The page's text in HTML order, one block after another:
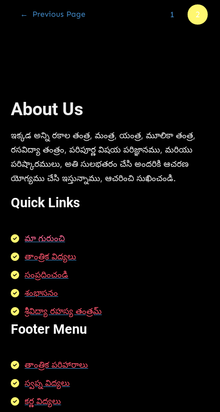
← Previous Page 1 2
About Us
ఇక్కడ అన్ని రకాల తంత్ర, మంత్ర, యంత్ర, మూలికా తంత్ర,
రసవిద్యా తంత్రం, పరిపూర్ణ విషయ పరిజ్ఞానము, మరియు
పరిష్కారములు, అతి సులభతరం చేసి అందరికి ఆచరణ
యోగ్యము చేసి ఇస్తున్నాము, ఆచరించి సుఖించండి.
Quick Links
మా గురుంచి
తాంత్రిక విద్యలు
సంప్రదించండి
శంభాసనం
శ్రీవిద్యా రహస్య తంత్రమ్
Footer Menu
తాంత్రిక పరిహారాలు
స్వప్న విద్యలు
కర్ణ విద్యలు